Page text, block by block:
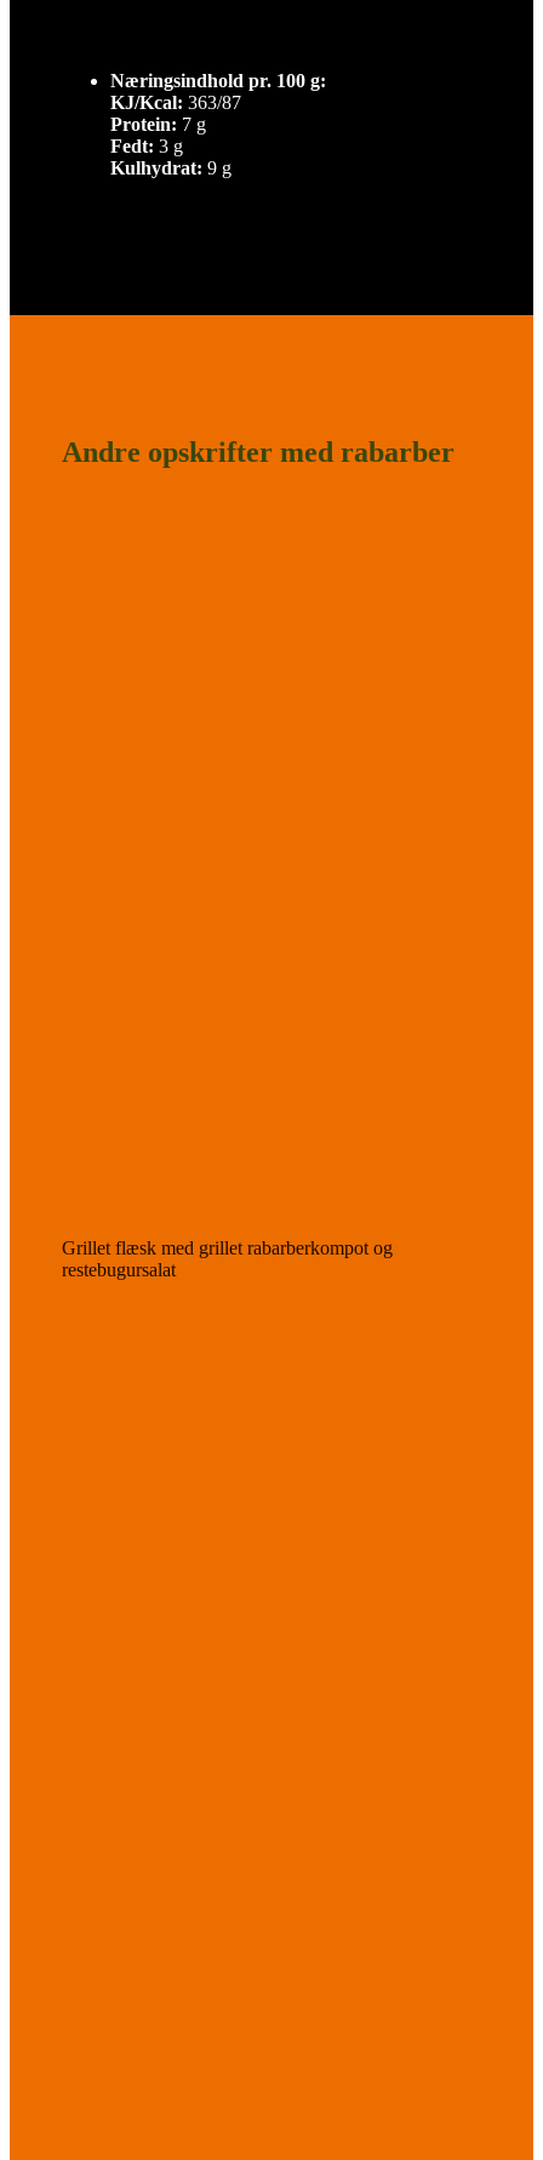
Næringsindhold pr. 100 g:
KJ/Kcal: 363/87
Protein: 7 g
Fedt: 3 g
Kulhydrat: 9 g
Andre opskrifter med rabarber
Grillet flæsk med grillet rabarberkompot og
restebugursalat